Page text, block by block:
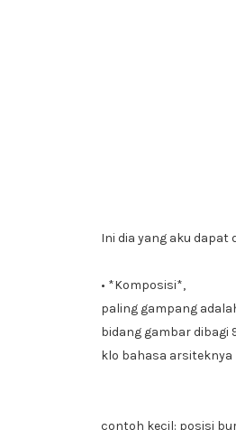
Ini dia yang aku
• *Komposisi*,
paling gampang
bidang gambar dibagi
klo bahasa
contoh kecil: posisi